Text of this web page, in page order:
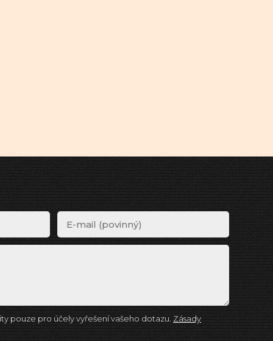
pouze pro účely vyřešení vašeho dotazu. Zásady